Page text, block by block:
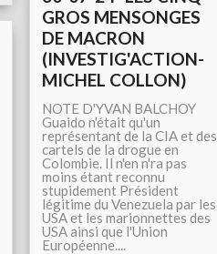
GROS MENSONGES
DE MACRON
(INVESTIG'ACTION-
MICHEL COLLON)
NOTE D'YVAN BALCHOY
Guaido n'était qu'un
représentant de la CIA et des
cartels de la drogue en
Colombie. Il n'en n'ra pas
moins étant reconnu
stupidement Président
légitime du Venezuela par les
USA et les marionnettes des
USA ainsi que l'Union
Européenne....